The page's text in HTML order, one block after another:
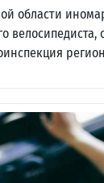
области
велосипедиста,